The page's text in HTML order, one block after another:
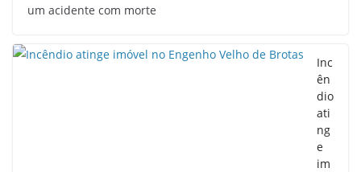
um acidente com morte
Inc
ên
dio
ati
ng
e
im